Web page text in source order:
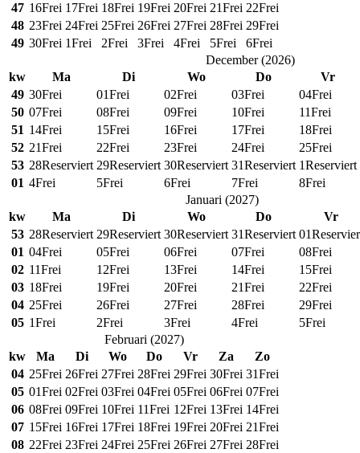
47 16Frei 17Frei 18Frei 19Frei 20Frei 21Frei 22Frei
48 23Frei 24Frei 25Frei 26Frei 27Frei 28Frei 29Frei
49 30Frei 1Frei 2Frei 3Frei 4Frei 5Frei 6Frei
December(2026)
kw
Ma Di Wo Do
Vr
49 30Frei 01Frei 02Frei 03Frei 04Frei
50 07Frei 08Frei 09Frei 10Frei 11Frei
51 14Frei 15Frei 16Frei 17Frei 18Frei
52 21Frei 22Frei 23Frei 24Frei 25Frei
53 28Reserviert 29Reserviert 30Reserviert 31Reserviert 1Reserviert
01 4Frei 5Frei 6Frei 7Frei 8Frei
Januari (2027)
kw
Ma Di Wo Do
Vr
53 28Reserviert 29Reserviert 30Reserviert 31Reserviert 01
01 04Frei 05Frei 06Frei 07Frei 08Frei
02 11Frei 12Frei 13Frei 14Frei 15Frei
03 18Frei 19Frei 20Frei 21Frei 22Frei
04 25Frei 26Frei 27Frei 28Frei 29Frei
05 1Frei 2Frei 3Frei 4Frei 5Frei
Februari (2027)
kw
Ma Di Wo Do Vr Za
Zo
04 25Frei 26Frei 27Frei 28Frei 29Frei 30Frei 31Frei
05 01Frei 02Frei 03Frei 04Frei 05Frei 06Frei 07Frei
06 08Frei 09Frei 10Frei 11Frei 12Frei 13Frei 14Frei
07 15Frei 16Frei 17Frei 18Frei 19Frei 20Frei 21Frei
08 22Frei 23Frei 24Frei 25Frei 26Frei 27Frei 28Frei